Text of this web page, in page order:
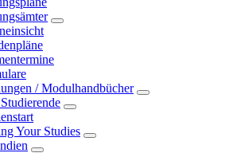
/ Modulhandbücher
Your Studies